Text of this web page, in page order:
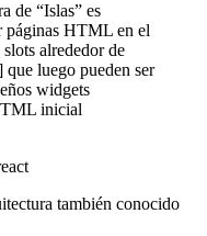
de “Islas” es
páginas HTML en el
alrededor de
luego pueden ser
widgets
inicial
también conocido